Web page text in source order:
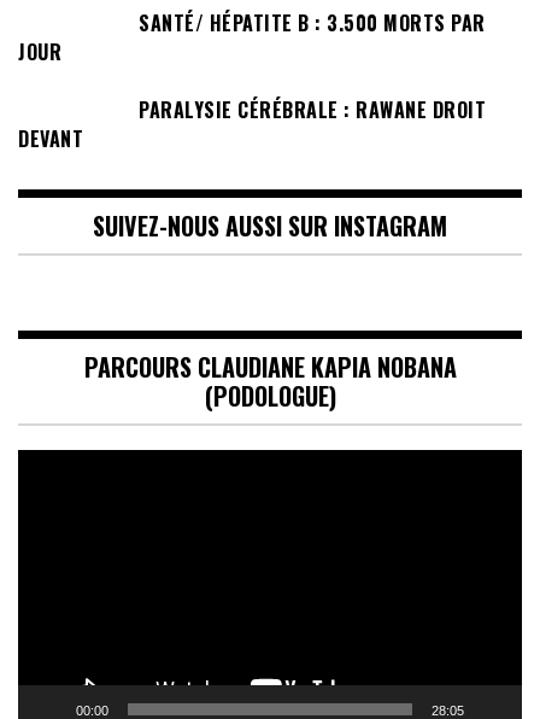
SANTÉ/ HÉPATITE B : 3.500 MORTS PAR
JOUR
PARALYSIE CÉRÉBRALE : RAWANE DROIT
DEVANT
SUIVEZ-NOUS AUSSI SUR INSTAGRAM
PARCOURS CLAUDIANE KAPIA NOBANA
(PODOLOGUE)
00:00 28:05